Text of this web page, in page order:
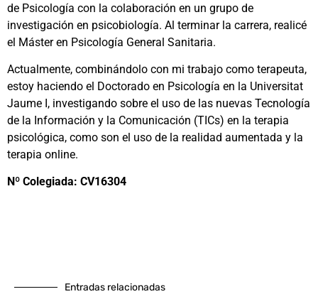
de Psicología con la colaboración en un grupo de
investigación en psicobiología. Al terminar la carrera, realicé
el Máster en Psicología General Sanitaria.
Actualmente, combinándolo con mi trabajo como terapeuta,
estoy haciendo el Doctorado en Psicología en la Universitat
Jaume I, investigando sobre el uso de las nuevas Tecnología
de la Información y la Comunicación (TICs) en la terapia
psicológica, como son el uso de la realidad aumentada y la
terapia online.
Nº Colegiada: CV16304
Entradas relacionadas